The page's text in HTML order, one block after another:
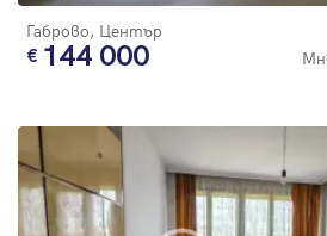
Габрово, Център
144 000